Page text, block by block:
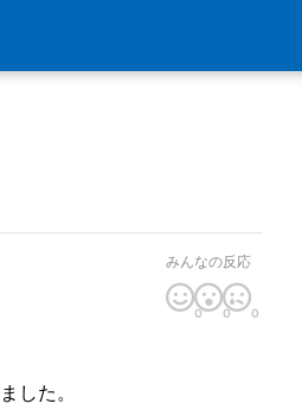
みんなの反応
0 0 0
した。